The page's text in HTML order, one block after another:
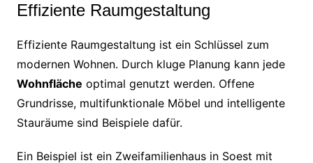
Effiziente Raumgestaltung
Effiziente Raumgestaltung ist ein Schlüssel zum
modernen Wohnen. Durch kluge Planung kann jede
Wohnfläche optimal genutzt werden. Offene
Grundrisse, multifunktionale Möbel und intelligente
Stauräume sind Beispiele dafür.
Ein Beispiel ist ein Zweifamilienhaus in Soest mit